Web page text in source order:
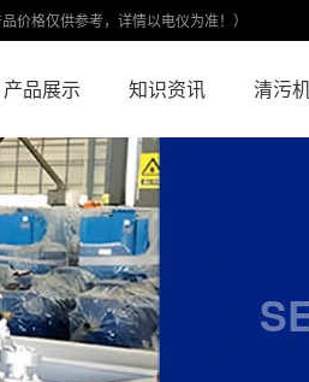
价格仅供参考，详情以电仪为准！）
产品展示 知识资讯 清污